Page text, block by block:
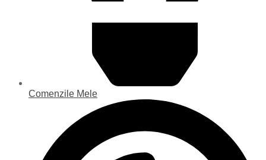
Comenzile Mele